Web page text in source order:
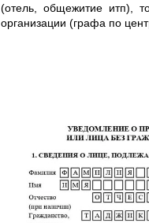
(отель, общежитие итп),
организации (графа по